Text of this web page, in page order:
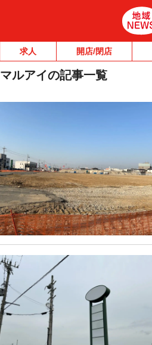
求人 開店/閉店
マルアイの記事一覧